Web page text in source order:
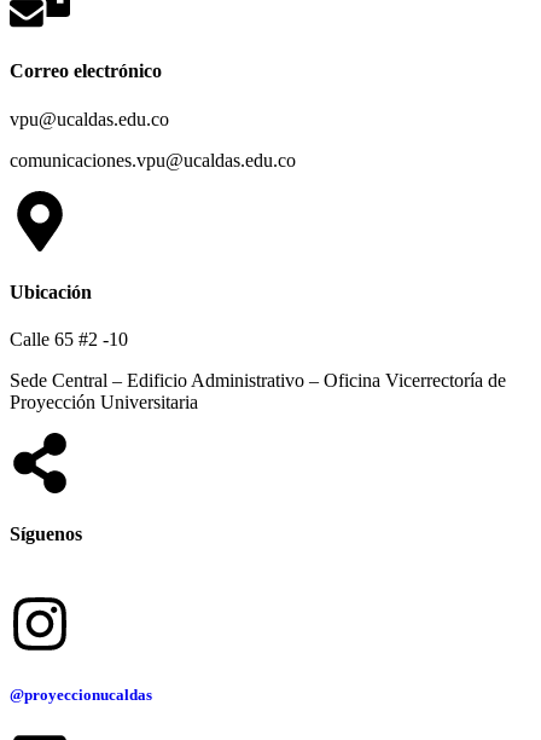
Correo electrónico
vpu@ucaldas.edu.co
comunicaciones.vpu@ucaldas.edu.co
Ubicación
Calle 65 #2 -10
Sede Central – Edificio Administrativo – Oficina Vicerrectoría de
Proyección Universitaria
Síguenos
@proyeccionucaldas